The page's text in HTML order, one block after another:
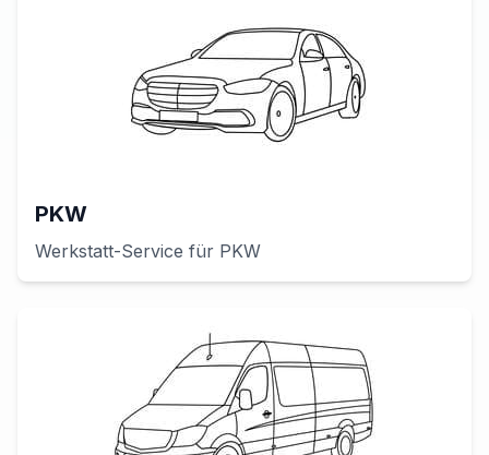
PKW
Werkstatt-Service für PKW